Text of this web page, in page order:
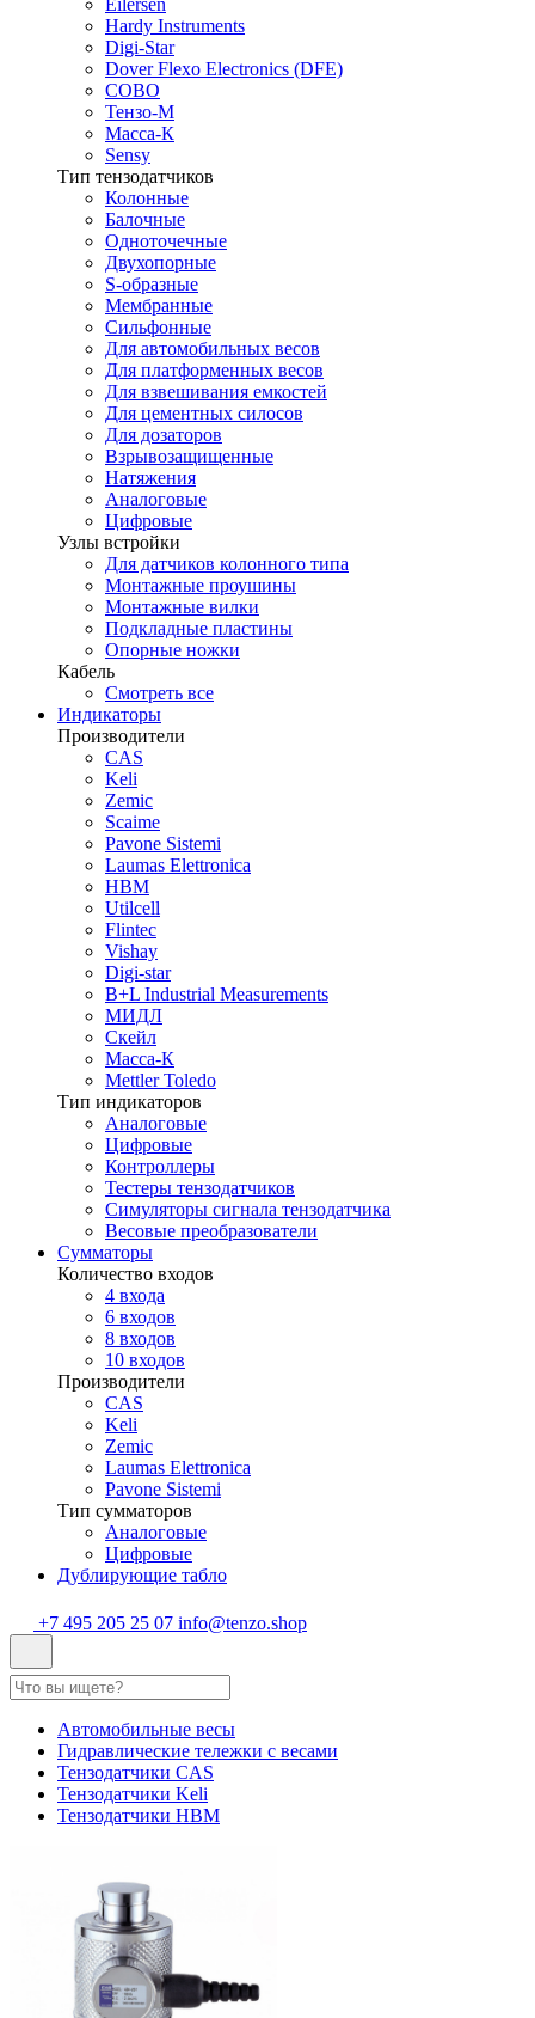
Eilersen
Hardy Instruments
Digi-Star
Dover Flexo Electronics (DFE)
COBO
Тензо-М
Масса-К
Sensy
Тип тензодатчиков
Колонные
Балочные
Одноточечные
Двухопорные
S-образные
Мембранные
Сильфонные
Для автомобильных весов
Для платформенных весов
Для взвешивания емкостей
Для цементных силосов
Для дозаторов
Взрывозащищенные
Натяжения
Аналоговые
Цифровые
Узлы встройки
Для датчиков колонного типа
Монтажные проушины
Монтажные вилки
Подкладные пластины
Опорные ножки
Кабель
Смотреть все
Индикаторы
Производители
CAS
Keli
Zemic
Scaime
Pavone Sistemi
Laumas Elettronica
HBM
Utilcell
Flintec
Vishay
Digi-star
B+L Industrial Measurements
МИДЛ
Скейл
Масса-К
Mettler Toledo
Тип индикаторов
Аналоговые
Цифровые
Контроллеры
Тестеры тензодатчиков
Симуляторы сигнала тензодатчика
Весовые преобразователи
Сумматоры
Количество входов
4 входа
6 входов
8 входов
10 входов
Производители
CAS
Keli
Zemic
Laumas Elettronica
Pavone Sistemi
Тип сумматоров
Аналоговые
Цифровые
Дублирующие табло
+7 495 205 25 07 info@tenzo.shop
Автомобильные весы
Гидравлические тележки с весами
Тензодатчики CAS
Тензодатчики Keli
Тензодатчики HBM